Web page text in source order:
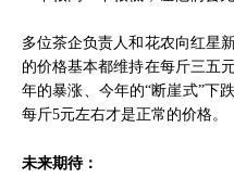
多位茶企负责人和花农向红星
的价格基本都维持在每斤三五
年的暴涨、今年的“断崖式”下
每斤5元左右才是正常的价格。
未来期待：